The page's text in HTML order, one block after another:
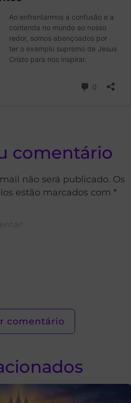
comentário
não será publicado. Os
estão marcados com *